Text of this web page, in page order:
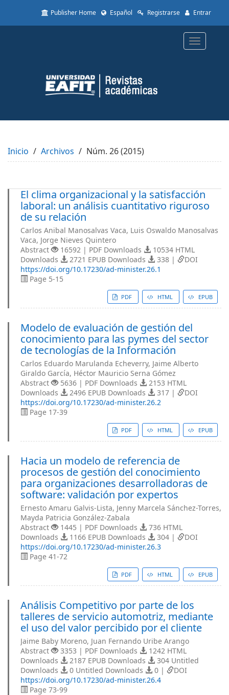
to
Content
Sidebar
Publisher Home Español Registrarse Entrar
Toggle
Inicio Archivos Núm. 26 (2015)
El clima organizacional y la satisfacción
laboral: un análisis cuantitativo riguroso
de su relación
Carlos Anibal Manosalvas Vaca, Luis Oswaldo Manosalvas
Vaca, Jorge Nieves Quintero
Abstract
16592 | PDF Downloads
10534 HTML
Downloads
2721 EPUB Downloads 338 |
DOI
https://doi.org/10.17230/ad-minister.26.1
Page 5-15
PDF HTML EPUB
Modelo de evaluación de gestión del
conocimiento para las pymes del sector
de tecnologías de la Información
Carlos Eduardo Marulanda Echeverry, Jaime Alberto
Giraldo García, Héctor Mauricio Serna Gómez
Abstract
5636 | PDF Downloads
2153 HTML
Downloads
2496 EPUB Downloads 317 |
DOI
https://doi.org/10.17230/ad-minister.26.2
Page 17-39
PDF HTML EPUB
Hacia un modelo de referencia de
procesos de gestión del conocimiento
para organizaciones desarrolladoras de
software: validación por expertos
Ernesto Amaru Galvis-Lista, Jenny Marcela Sánchez-Torres,
Mayda Patricia González-Zabala
Abstract
1445 | PDF Downloads
736 HTML
Downloads
1166 EPUB Downloads 304 |
DOI
https://doi.org/10.17230/ad-minister.26.3
Page 41-72
PDF HTML EPUB
Análisis Competitivo por parte de los
talleres de servicio automotriz, mediante
el uso del valor percibido por el cliente
Jaime Baby Moreno, Juan Fernando Uribe Arango
Abstract
3353 | PDF Downloads
1242 HTML
Downloads
2187 EPUB Downloads
304 Untitled
Downloads
0 Untitled Downloads 0 |
DOI
https://doi.org/10.17230/ad-minister.26.4
Page 73-99